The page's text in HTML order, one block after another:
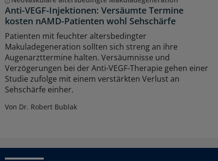
Anti-VEGF-Injektionen: Versäumte Termine
kosten nAMD-Patienten wohl Sehschärfe
Patienten mit feuchter altersbedingter
Makuladegeneration sollten sich streng an ihre
Augenarzttermine halten. Versäumnisse und
Verzögerungen bei der Anti-VEGF-Therapie gehen einer
Studie zufolge mit einem verstärkten Verlust an
Sehschärfe einher.
Von Dr. Robert Bublak